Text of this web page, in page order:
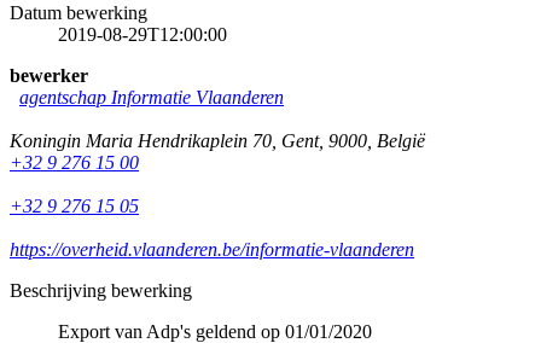
Datum bewerking
2019-08-29T12:00:00
bewerker
agentschap Informatie Vlaanderen
Koningin Maria Hendrikaplein 70 Gent, 9000 België
+32 9 276 15 00
+32 9 276 15 05
https://overheid.vlaanderen.be/informatie-vlaanderen
Beschrijving bewerking
Export van Adp's geldend op 01/01/2020